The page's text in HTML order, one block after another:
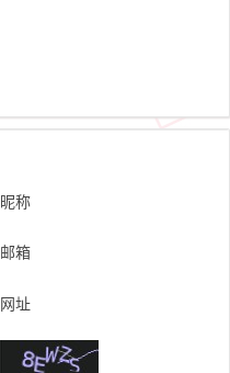
昵称
邮箱
网址